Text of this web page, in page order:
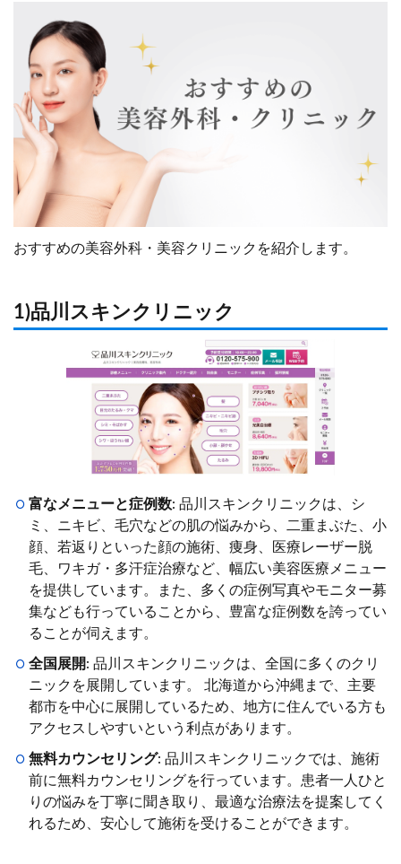
おすすめの美容外科・美容クリニックを紹介します。
1)品川スキンクリニック
富なメニューと症例数: 品川スキンクリニックは、シ
ミ、ニキビ、毛穴などの肌の悩みから、二重まぶた、小
顔、若返りといった顔の施術、痩身、医療レーザー脱
毛、ワキガ・多汗症治療など、幅広い美容医療メニュー
を提供しています。また、多くの症例写真やモニター募
集なども行っていることから、豊富な症例数を誇ってい
ることが伺えます。
全国展開: 品川スキンクリニックは、全国に多くのクリ
ニックを展開しています。 北海道から沖縄まで、主要
都市を中心に展開しているため、地方に住んでいる方も
アクセスしやすいという利点があります。
無料カウンセリング: 品川スキンクリニックでは、施術
前に無料カウンセリングを行っています。患者一人ひと
りの悩みを丁寧に聞き取り、最適な治療法を提案してく
れるため、安心して施術を受けることができます。